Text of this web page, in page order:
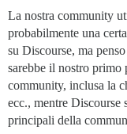
La nostra community
probabilmente una
su Discourse, ma
sarebbe il nostro
community, inclusa la
ecc., mentre Discourse
principali della